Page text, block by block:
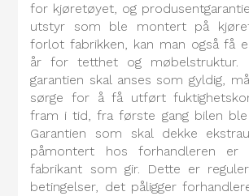
for kjøretøyet, og
utstyr som ble montert på
forlot fabrikken, kan man også få
år for tetthet og møbelstruktur.
garantien skal anses som gyldig,
sørge for å få utført
fram i tid, fra første gang bilen ble
Garantien som skal dekke
påmontert hos forhandleren er
fabrikant som gir. Dette er
betingelser, det påligger